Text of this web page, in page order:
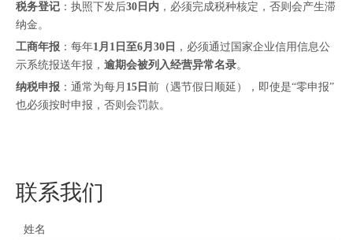
税务登记 ：执照下发后30日内 ，必须完成税种核定，否则会产生滞
纳金。
工商年报 ：每年1月1日至6月30日 ，必须通过国家企业信用信息公
示系统报送年报， 逾期会被列入经营异常名录。
纳税申报 ：通常为每月 15日 前（遇节假日顺延），即使是“零申报”
也必须按时申报，否则会罚款。
联系我们
姓名